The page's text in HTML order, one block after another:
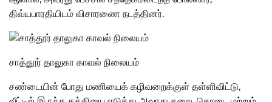
திவ்யபாரதியிடம் விசாரணை நடத்தினர்.
சாத்தூர் தாலுகா காவல் நிலையம்
சண்டையின் போது மணியைக் கழிவறைக்குள் தள்ளிவிட்டு,